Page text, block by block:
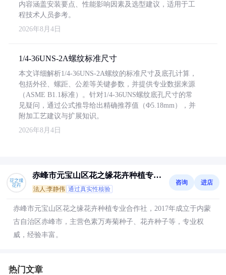
内容涵盖安装要点、性能影响因素及选型建议，适用于工
程技术人员参考。
2026年8月4日
1/4-36UNS-2A螺纹标准尺寸
本文详细解析1/4-36UNS-2A螺纹的标准尺寸及底孔计算，
包括外径、螺距、公差等关键参数，并提供专业数据来源
（ASME B1.1标准）。针对1/4-36UNS螺纹底孔尺寸的常
见疑问，通过公式推导给出精确推荐值（Φ5.18mm），并
附加工艺建议与扩展知识。
2026年8月4日
赤峰市元宝山区花之缘花卉种植专业
合作社
法人:李静伟 通过真实性核验
咨询 进店
赤峰市元宝山区花之缘花卉种植专业合作社，2017年成立于内蒙
古自治区赤峰市，主营色素万寿菊种子、花卉种子等，专业权
威，经验丰富。
热门文章